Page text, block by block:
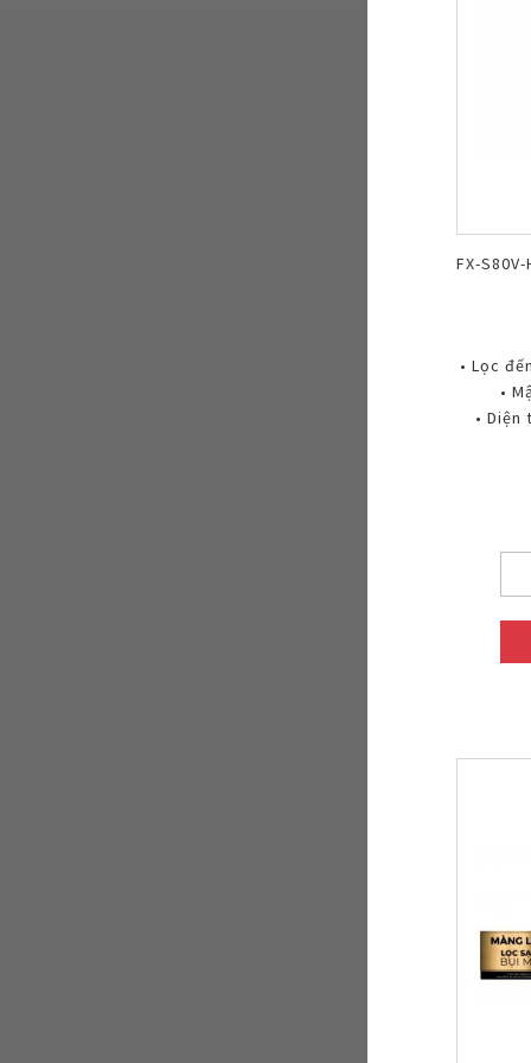
FX-S80V-
• Lọc
•
• Diện